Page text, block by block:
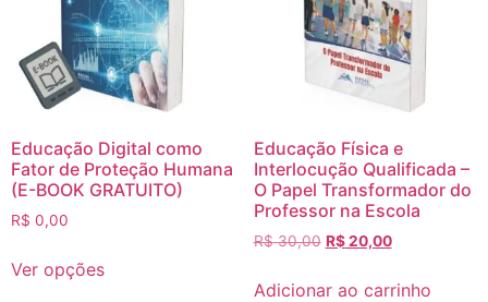
Educação Digital como
Fator de Proteção Humana
(E-BOOK GRATUITO)
R$ 0,00
Ver opções
Educação Física e
Interlocução Qualificada –
O Papel Transformador do
Professor na Escola
R$30,00 R$20,00
Adicionar ao carrinho